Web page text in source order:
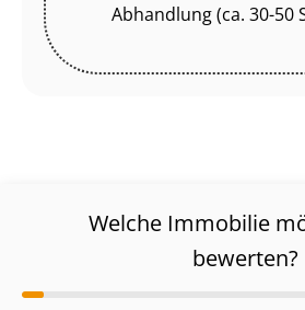
Abhandlung (ca. 30-50
Welche Immobilie
bewerten?